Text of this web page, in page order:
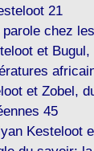
21
chez
et Bugul,
et Zobel,
45
Kesteloot